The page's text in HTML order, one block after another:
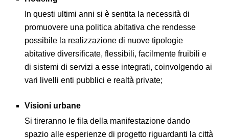
In questi ultimi anni si è sentita la necessità di
promuovere una politica abitativa che rendesse
possibile la realizzazione di nuove tipologie
abitative diversificate, flessibili, facilmente fruibili e
di sistemi di servizi a esse integrati, coinvolgendo ai
vari livelli enti pubblici e realtà private;
Visioni urbane
Si tireranno le fila della manifestazione dando
spazio alle esperienze di progetto riguardanti la città